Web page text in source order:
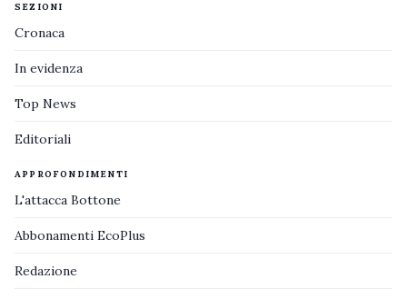
SEZIONI
Cronaca
In evidenza
Top News
Editoriali
APPROFONDIMENTI
L'attacca Bottone
Abbonamenti EcoPlus
Redazione